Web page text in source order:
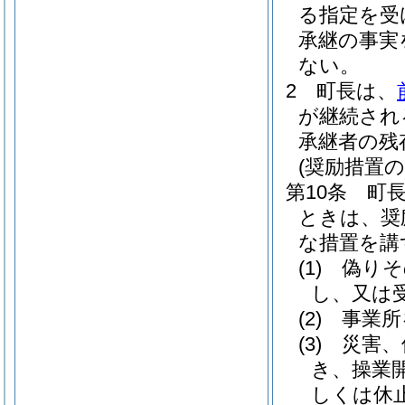
る指定を
承継の事
ない。
2
町長は、
が継続さ
承継者の
(奨励措置
第10条
町
ときは、
な措置を
(1)
偽り
し、又は
(2)
事業
(3)
災害
き、操業
しくは休